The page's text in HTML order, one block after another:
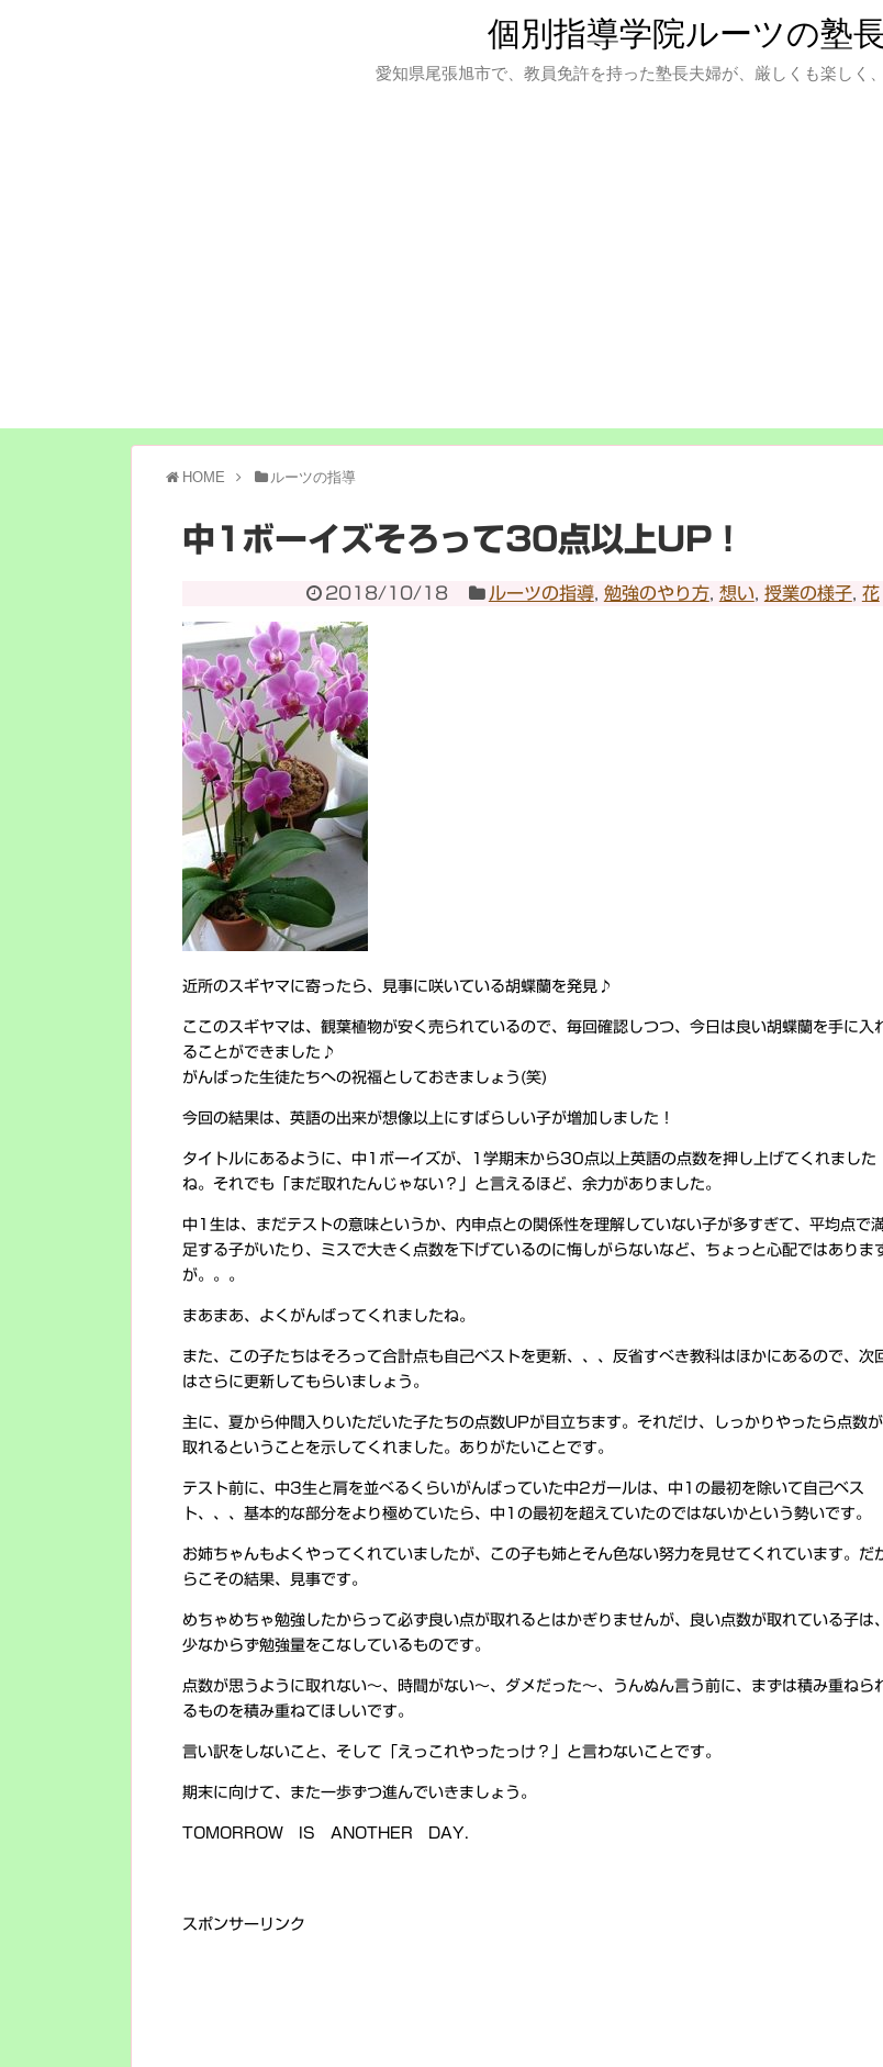
個別指導学院ルーツの塾
愛知県尾張旭市で、教員免許を持った塾長夫婦が、厳しくも楽しく
HOME ルーツの指導
中1ボーイズそろって30点以上UP！
2018/10/18 ルーツの指導, 勉強のやり方, 想い 授業の様子, 花
近所のスギヤマに寄ったら、見事に咲いている胡蝶蘭を発見♪
ここのスギヤマは、観葉植物が安く売られているので、毎回確認しつつ、今日は良い胡蝶蘭を手に入
ることができました♪
がんばった生徒たちへの祝福としておきましょう(笑)
今回の結果は、英語の出来が想像以上にすばらしい子が増加しました！
タイトルにあるように、中1ボーイズが、1学期末から30点以上英語の点数を押し上げてくれました
ね。それでも「まだ取れたんじゃない？」と言えるほど、余力がありました。
中1生は、まだテストの意味というか、内申点との関係性を理解していない子が多すぎて、平均点で
足する子がいたり、ミスで大きく点数を下げているのに悔しがらないなど、ちょっと心配ではありま
が。。。
まあまあ、よくがんばってくれましたね。
また、この子たちはそろって合計点も自己ベストを更新、、、反省すべき教科はほかにあるので、次
はさらに更新してもらいましょう。
主に、夏から仲間入りいただいた子たちの点数UPが目立ちます。それだけ、しっかりやったら点数が
取れるということを示してくれました。ありがたいことです。
テスト前に、中3生と肩を並べるくらいがんばっていた中2ガールは、中1の最初を除いて自己ベス
ト、、、基本的な部分をより極めていたら、中1の最初を超えていたのではないかという勢いです。
お姉ちゃんもよくやってくれていましたが、この子も姉とそん色ない努力を見せてくれています。だ
らこその結果、見事です。
めちゃめちゃ勉強したからって必ず良い点が取れるとはかぎりませんが、良い点数が取れている子は、
少なからず勉強量をこなしているものです。
点数が思うように取れない～、時間がない～、ダメだった～、うんぬん言う前に、まずは積み重ねら
るものを積み重ねてほしいです。
言い訳をしないこと、そして「えっこれやったっけ？」と言わないことです。
期末に向けて、また一歩ずつ進んでいきましょう。
TOMORROW IS ANOTHER DAY.
スポンサーリンク